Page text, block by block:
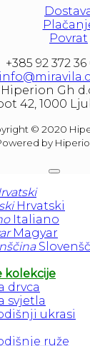
Povrat
+385 92 372 36
Hiperion Gh
42, 1000
© 2020
by
Hrvatski
Italiano
Magyar
kolekcije
drvca
svjetla
ukrasi
ruže